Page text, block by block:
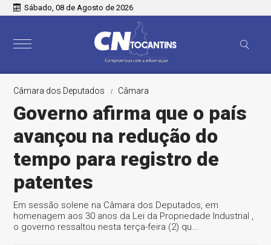
Sábado, 08 de Agosto de 2026
Câmara dos Deputados Câmara
Governo afirma que o país
avançou na redução do
tempo para registro de
patentes
Em sessão solene na Câmara dos Deputados, em
homenagem aos 30 anos da Lei da Propriedade Industrial ,
o governo ressaltou nesta terça-feira (2) qu...